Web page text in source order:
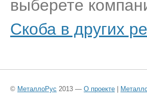
выберете
Скоба в других
© МеталлоРус 2013 — О проекте